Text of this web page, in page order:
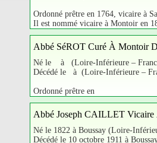
Ordonné prêtre en 1764, vicaire à
Il est nommé vicaire à Montoir en
Abbé SéROT Curé À Montoir
Né le à (Loire-Inférieure –
Décédé le à (Loire-Inférieure –
Ordonné prêtre en
Abbé Joseph CAILLET
Né le 1822 à Boussay (Loire-
Décédé le 10 octobre 1911 à